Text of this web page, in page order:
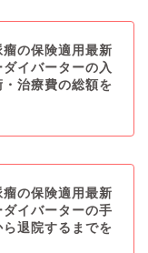
の保険適用最新
イバーターの入
・治療費の総額を
の保険適用最新
イバーターの手
退院するまでを